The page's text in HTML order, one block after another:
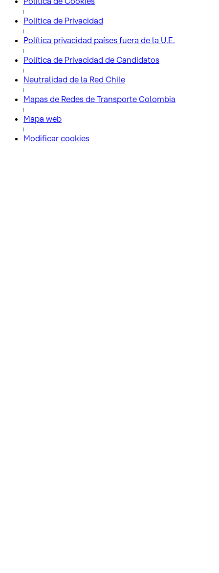
Política de Privacidad
Política privacidad países fuera de la U.E.
Política de Privacidad de Candidatos
Neutralidad de la Red Chile
Mapas de Redes de Transporte Colombia
Mapa web
Modificar cookies